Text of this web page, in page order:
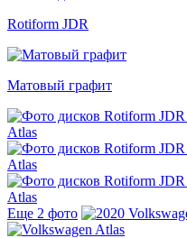
Rotiform JDR
Матовый графит
Еще 2 фото